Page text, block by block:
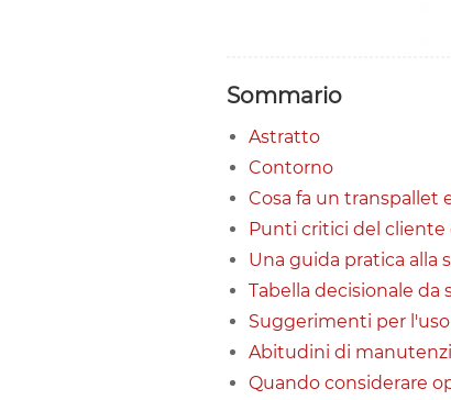
Sommario
Astratto
Contorno
Cosa fa un
Punti critici del cliente
Una guida pratica alla
Tabella decisionale da
Suggerimenti per
Abitudini di
Quando considerare